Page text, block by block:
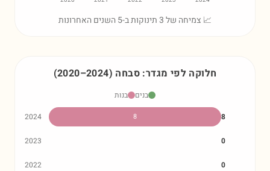
📈 צמיחה של 3 תינוקות ב-5 השנים האחרונות
חלוקה לפי מגדר: סבחה (2020–2024)
בנים
בנות
2024
8 8
2023 0
2022 0